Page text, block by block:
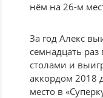
нём на 26-м
За год Алекс
семнадцать
столами и
аккордом 2018
место в